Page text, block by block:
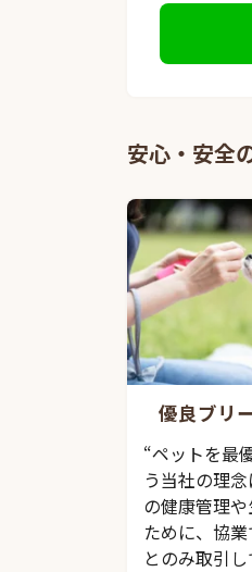
安心・安全
優良ブリ
“ペットを最
う当社の理
の健康管理
ために、協
とのみ取引し